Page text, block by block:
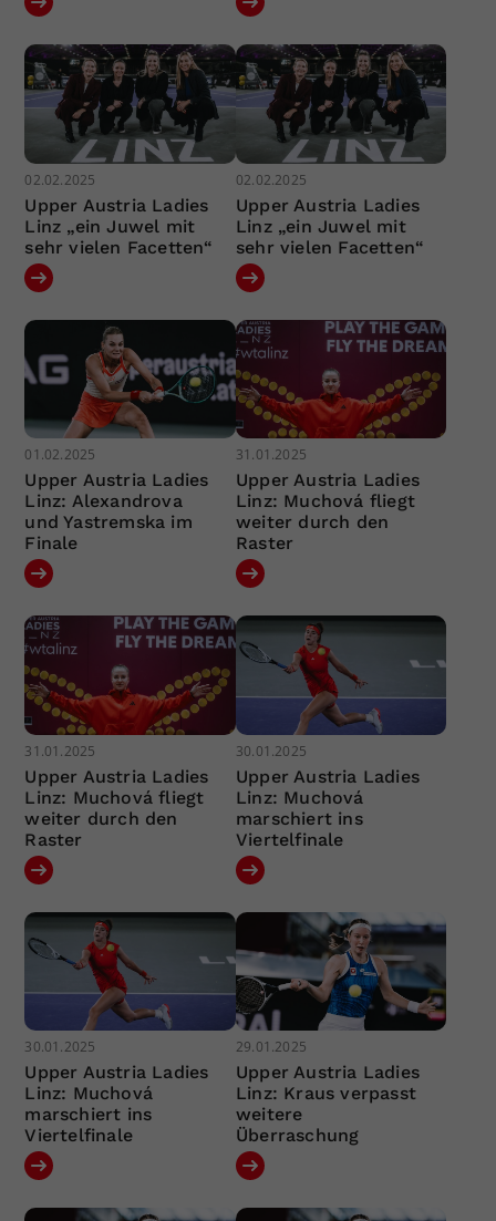
02.02.2025
Upper Austria Ladies
Linz „ein Juwel mit
sehr vielen Facetten“
02.02.2025
Upper Austria Ladies
Linz „ein Juwel mit
sehr vielen Facetten“
01.02.2025
Upper Austria Ladies
Linz: Alexandrova
und Yastremska im
Finale
31.01.2025
Upper Austria Ladies
Linz: Muchová fliegt
weiter durch den
Raster
31.01.2025
Upper Austria Ladies
Linz: Muchová fliegt
weiter durch den
Raster
30.01.2025
Upper Austria Ladies
Linz: Muchová
marschiert ins
Viertelfinale
30.01.2025
Upper Austria Ladies
Linz: Muchová
marschiert ins
Viertelfinale
29.01.2025
Upper Austria Ladies
Linz: Kraus verpasst
weitere
Überraschung